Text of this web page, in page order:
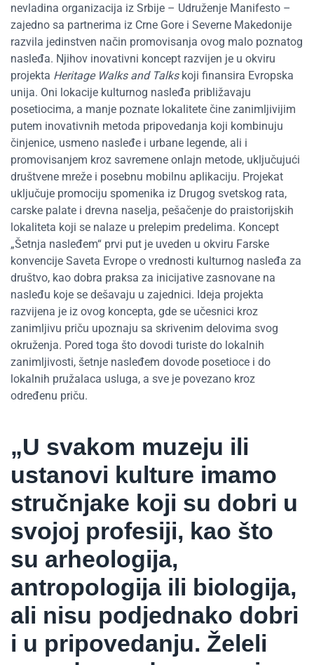
nevladina organizacija iz Srbije – Udruženje Manifesto –
zajedno sa partnerima iz Crne Gore i Severne Makedonije
razvila jedinstven način promovisanja ovog malo poznatog
nasleđa. Njihov inovativni koncept razvijen je u okviru
projekta Heritage Walks and Talkskoji finansira Evropska
unija. Oni lokacije kulturnog nasleđa približavaju
posetiocima, a manje poznate lokalitete čine zanimljivijim
putem inovativnih metoda pripovedanja koji kombinuju
činjenice, usmeno nasleđe i urbane legende, ali i
promovisanjem kroz savremene onlajn metode, uključujući
društvene mreže i posebnu mobilnu aplikaciju. Projekat
uključuje promociju spomenika iz Drugog svetskog rata,
carske palate i drevna naselja, pešačenje do praistorijskih
lokaliteta koji se nalaze u prelepim predelima. Koncept
„Šetnja nasleđem“ prvi put je uveden u okviru Farske
konvencije Saveta Evrope o vrednosti kulturnog nasleđa za
društvo, kao dobra praksa za inicijative zasnovane na
nasleđu koje se dešavaju u zajednici. Ideja projekta
razvijena je iz ovog koncepta, gde se učesnici kroz
zanimljivu priču upoznaju sa skrivenim delovima svog
okruženja. Pored toga što dovodi turiste do lokalnih
zanimljivosti, šetnje nasleđem dovode posetioce i do
lokalnih pružalaca usluga, a sve je povezano kroz
određenu priču.
„U svakom muzeju ili
ustanovi kulture imamo
stručnjake koji su dobri u
svojoj profesiji, kao što
su arheologija,
antropologija ili biologija,
ali nisu podjednako dobri
i u pripovedanju. Želeli